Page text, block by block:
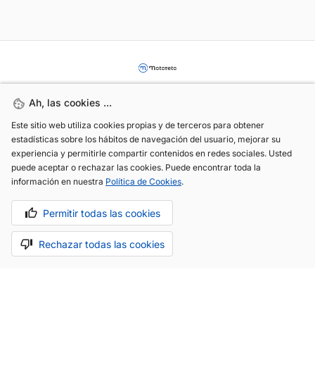
Ah, las cookies ...
Este sitio web utiliza cookies propias y de terceros para obtener
estadísticas sobre los hábitos de navegación del usuario, mejorar su
experiencia y permitirle compartir contenidos en redes sociales. Usted
puede aceptar o rechazar las cookies. Puede encontrar toda la
información en nuestra Política de Cookies.
Permitir todas las cookies
Rechazar todas las cookies
Ah, las cookies ...
Este sitio web utiliza cookies propias y de terceros para obtener
estadísticas sobre los hábitos de navegación del usuario, mejorar su
experiencia y permitirle compartir contenidos en redes sociales. Usted
puede aceptar o rechazar las cookies. Puede encontrar toda la
información en nuestra Política de Cookies.
Permitir todas las cookies
Rechazar todas las cookies
(+34) 744 408 070
Aviso legal Política de cookies